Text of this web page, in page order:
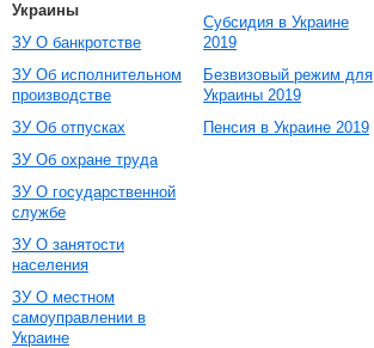
Украины
ЗУ О банкротстве
ЗУ Об исполнительном
производстве
ЗУ Об отпусках
ЗУ Об охране труда
ЗУ О государственной
службе
ЗУ О занятости
населения
ЗУ О местном
самоуправлении в
Украине
Субсидия в Украине
2019
Безвизовый режим для
Украины 2019
Пенсия в Украине 2019